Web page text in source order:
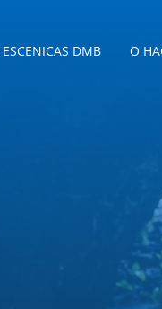
ESCENICAS DMB О